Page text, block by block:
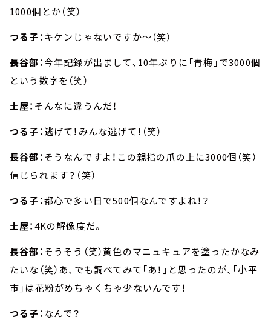
1000個とか（笑）
つる子：キケンじゃないですか～（笑）
長谷部：今年記録が出まして、10年ぶりに「青梅」で3000個
という数字を（笑）
土屋： そんなに違うんだ！
つる子：逃げて！みんな逃げて！（笑）
長谷部：そうなんですよ！この親指の爪の上に3000個（笑）
信じられます？（笑）
つる子：都心で多い日で500個なんですよね！？
土屋：4Kの解像度だ。
長谷部：そうそう（笑）黄色のマニュキュアを塗ったかなみ
たいな（笑）あ、でも調べてみて「あ！」と思ったのが、「小平
市」は花粉がめちゃくちゃ少ないんです！
つる子： なんで？